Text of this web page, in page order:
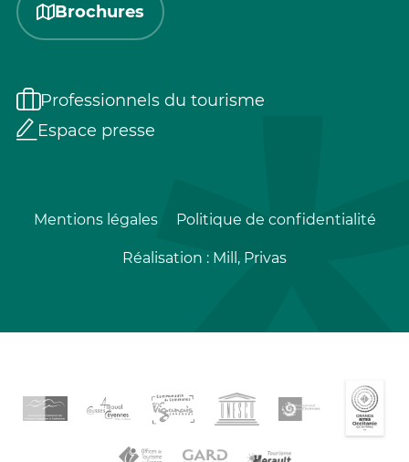
Brochures
Professionnels du tourisme
Espace presse
Mentions légales Politique de confidentialité
Réalisation : Mill, Privas